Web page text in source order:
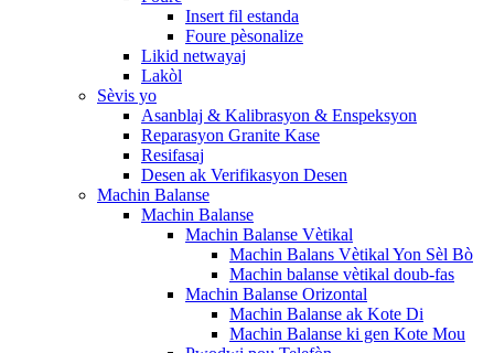
Insert fil estanda
Foure pèsonalize
Likid netwayaj
Lakòl
Sèvis yo
Asanblaj & Kalibrasyon & Enspeksyon
Reparasyon Granite Kase
Resifasaj
Desen ak Verifikasyon Desen
Machin Balanse
Machin Balanse
Machin Balanse Vètikal
Machin Balans Vètikal Yon Sèl Bò
Machin balanse vètikal doub-fas
Machin Balanse Orizontal
Machin Balanse ak Kote Di
Machin Balanse ki gen Kote Mou